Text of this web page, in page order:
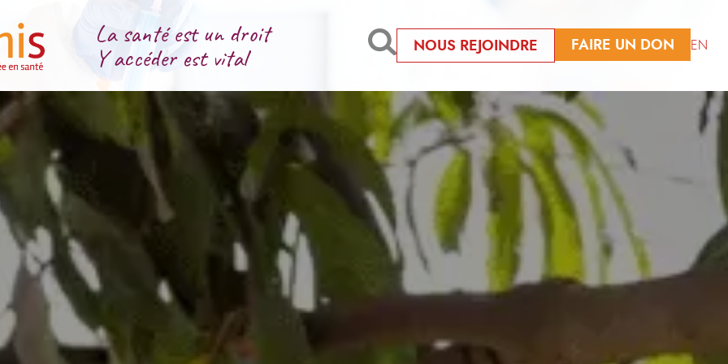
La santé est un droit
Y accéder est vital NOUS REJOINDRE FAIRE UN DON EN